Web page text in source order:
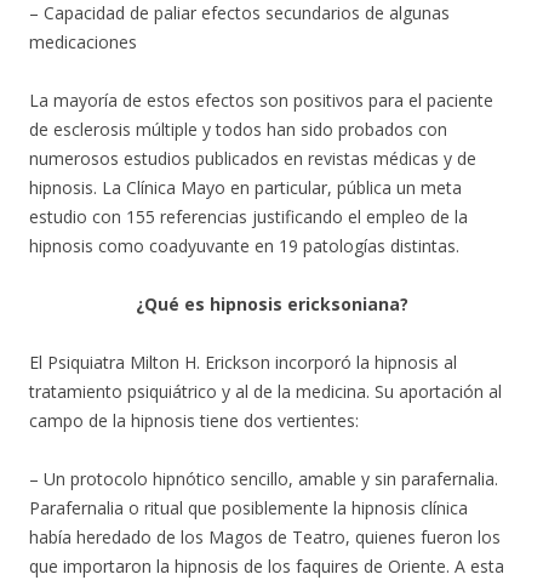
– Capacidad de paliar efectos secundarios de algunas
medicaciones
La mayoría de estos efectos son positivos para el paciente
de esclerosis múltiple y todos han sido probados con
numerosos estudios publicados en revistas médicas y de
hipnosis. La Clínica Mayo en particular, pública un meta
estudio con 155 referencias justificando el empleo de la
hipnosis como coadyuvante en 19 patologías distintas.
¿Qué es hipnosis ericksoniana?
El Psiquiatra Milton H. Erickson incorporó la hipnosis al
tratamiento psiquiátrico y al de la medicina. Su aportación al
campo de la hipnosis tiene dos vertientes:
– Un protocolo hipnótico sencillo, amable y sin parafernalia.
Parafernalia o ritual que posiblemente la hipnosis clínica
había heredado de los Magos de Teatro, quienes fueron los
que importaron la hipnosis de los faquires de Oriente. A esta